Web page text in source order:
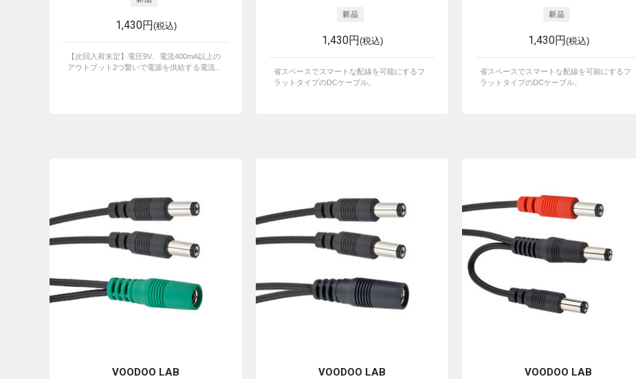
1,430円(税込)
【次回入荷未定】電圧9V、電流400mA以上の
アウトプット2つ繋いで電源を供給する電流...
1,430円(税込)
省スペースでスマートな配線を可能にするフ
ラットタイプのDCケーブル。
1,430円(税込)
省スペースでスマートな配線を可能にするフ
ラットタイプのDCケーブル。
VOODOO LAB
VOODOO LAB
VOODOO LAB